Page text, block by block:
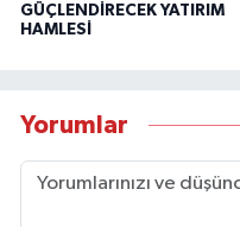
GÜÇLENDİRECEK YATIRIM
HAMLESİ
Yorumlar